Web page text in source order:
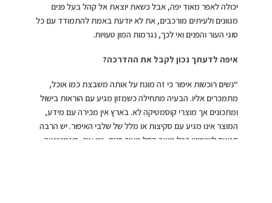
יכולה לאפר מאוד יפה, אבל כשאת יוצאת אל קהל בעל פנים
מגוונים ולעיתים מורכבים, את לא יודעת באמת להתמודד עם כל
סוגי העור והפנים ואי לכך, נגרמות המון טעויות.
איפה לדעתך נכון לקבל את ההדרכה?
“נשים רוכשות איפור כי זה מונח על אותה משבצת כמו אוכל,
מתמכרים אליו. הבעיה מתחילה כשמזון מגיע עם הוראות בישול
ומתכונים אך מוצרי קוסמטיקה לא. בארץ אין מכירה עם מידע,
המוצר אינו מגיע עם סקיצות או מלל של שלבי האיפור. יש הרבה
תנאים לשימוש בכל מוצר החל מעור פנים, גוון עור, פיגמנטציה,